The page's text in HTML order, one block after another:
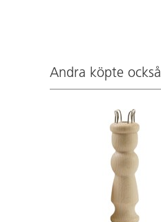
Andra köpte också